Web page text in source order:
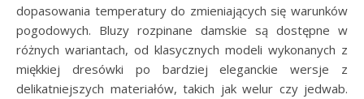
dopasowania temperatury do zmieniających się warunków
pogodowych. Bluzy rozpinane damskie są dostępne w
różnych wariantach, od klasycznych modeli wykonanych z
miękkiej dresówki po bardziej eleganckie wersje z
delikatniejszych materiałów, takich jak welur czy jedwab.